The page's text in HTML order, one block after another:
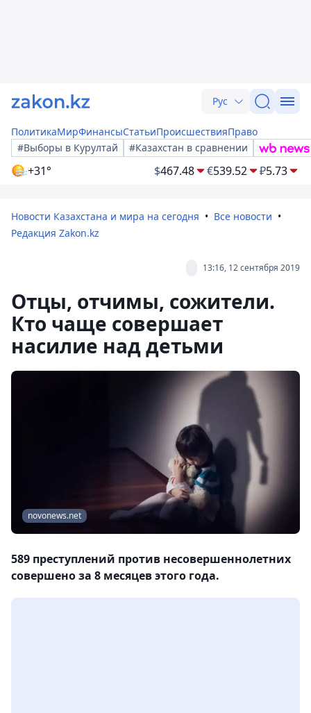
Рус
ПолитикаМирФинансыСтатьиПроисшествияПраво
#Выборы в Курултай
#Казахстан в сравнении
+31° $467.48 €539.52 ₽5.73
Новости Казахстана и мира на сегодня
Все новости
Редакция Zakon.kz
13:16, 12 сентября 2019
Отцы, отчимы, сожители.
Кто чаще совершает
насилие над детьми
novonews.net
589 преступлений против несовершеннолетних
совершено за 8 месяцев этого года.